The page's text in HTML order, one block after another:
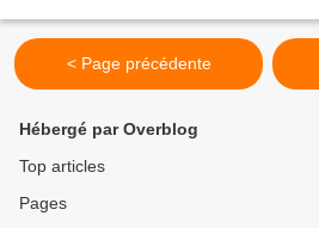
< Page précédente
Hébergé par Overblog
Top articles
Pages